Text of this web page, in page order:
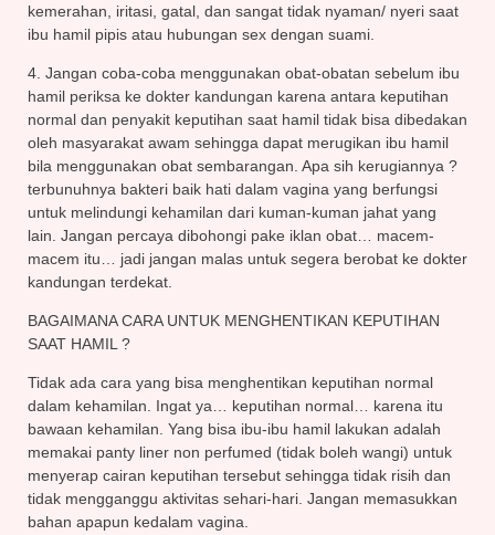
kemerahan, iritasi, gatal, dan sangat tidak nyaman/ nyeri saat
ibu hamil pipis atau hubungan sex dengan suami.
4. Jangan coba-coba menggunakan obat-obatan sebelum ibu
hamil periksa ke dokter kandungan karena antara keputihan
normal dan penyakit keputihan saat hamil tidak bisa dibedakan
oleh masyarakat awam sehingga dapat merugikan ibu hamil
bila menggunakan obat sembarangan. Apa sih kerugiannya ?
terbunuhnya bakteri baik hati dalam vagina yang berfungsi
untuk melindungi kehamilan dari kuman-kuman jahat yang
lain. Jangan percaya dibohongi pake iklan obat… macem-
macem itu… jadi jangan malas untuk segera berobat ke dokter
kandungan terdekat.
BAGAIMANA CARA UNTUK MENGHENTIKAN KEPUTIHAN
SAAT HAMIL ?
Tidak ada cara yang bisa menghentikan keputihan normal
dalam kehamilan. Ingat ya… keputihan normal… karena itu
bawaan kehamilan. Yang bisa ibu-ibu hamil lakukan adalah
memakai panty liner non perfumed (tidak boleh wangi) untuk
menyerap cairan keputihan tersebut sehingga tidak risih dan
tidak mengganggu aktivitas sehari-hari. Jangan memasukkan
bahan apapun kedalam vagina.